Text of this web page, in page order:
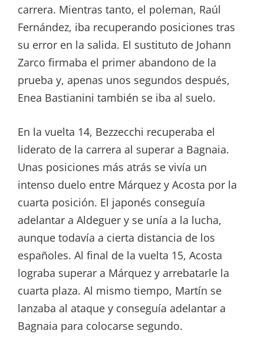
carrera. Mientras tanto, el poleman, Raúl
Fernández, iba recuperando posiciones tras
su error en la salida. El sustituto de Johann
Zarco firmaba el primer abandono de la
prueba y, apenas unos segundos después,
Enea Bastianini también se iba al suelo.
En la vuelta 14, Bezzecchi recuperaba el
liderato de la carrera al superar a Bagnaia.
Unas posiciones más atrás se vivía un
intenso duelo entre Márquez y Acosta por la
cuarta posición. El japonés conseguía
adelantar a Aldeguer y se unía a la lucha,
aunque todavía a cierta distancia de los
españoles. Al final de la vuelta 15, Acosta
lograba superar a Márquez y arrebatarle la
cuarta plaza. Al mismo tiempo, Martín se
lanzaba al ataque y conseguía adelantar a
Bagnaia para colocarse segundo.